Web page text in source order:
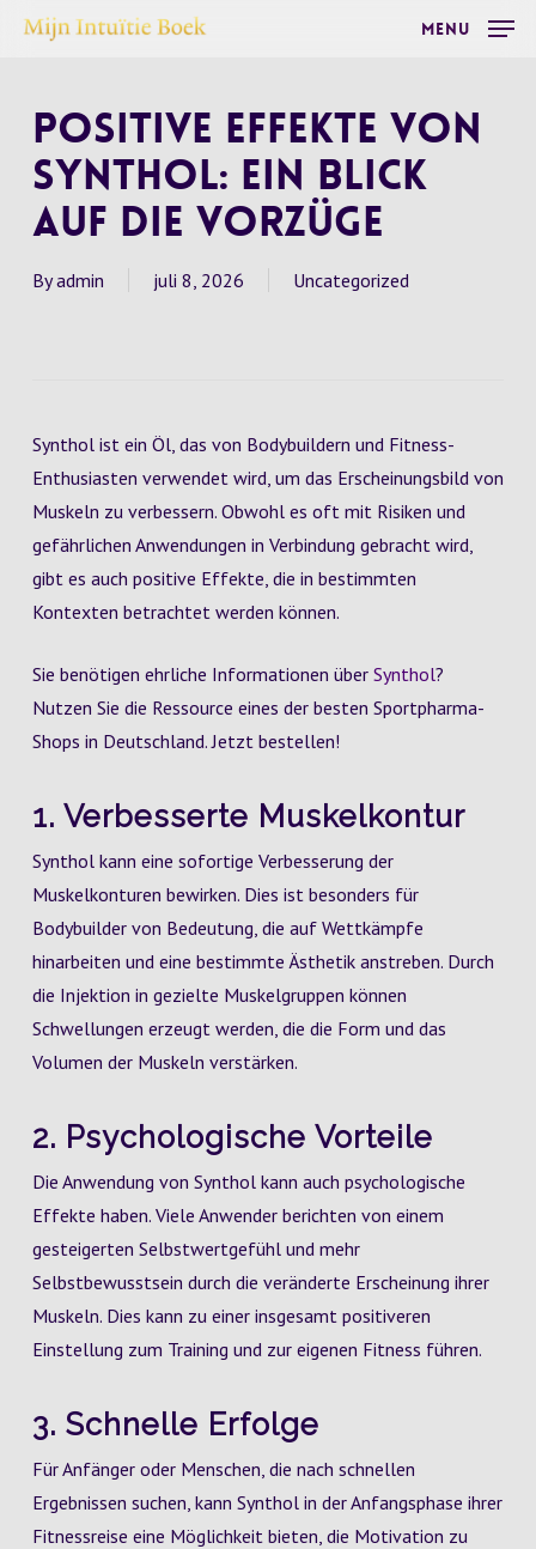
Skip
content
Menu
Positive Effekte von
Synthol: Ein Blick
auf die Vorzüge
By admin juli 8, 2026 Uncategorized
Synthol ist ein Öl, das von Bodybuildern und Fitness-
Enthusiasten verwendet wird, um das Erscheinungsbild von
Muskeln zu verbessern. Obwohl es oft mit Risiken und
gefährlichen Anwendungen in Verbindung gebracht wird,
gibt es auch positive Effekte, die in bestimmten
Kontexten betrachtet werden können.
Sie benötigen ehrliche Informationen über Synthol?
Nutzen Sie die Ressource eines der besten Sportpharma-
Shops in Deutschland. Jetzt bestellen!
1. Verbesserte Muskelkontur
Synthol kann eine sofortige Verbesserung der
Muskelkonturen bewirken. Dies ist besonders für
Bodybuilder von Bedeutung, die auf Wettkämpfe
hinarbeiten und eine bestimmte Ästhetik anstreben. Durch
die Injektion in gezielte Muskelgruppen können
Schwellungen erzeugt werden, die die Form und das
Volumen der Muskeln verstärken.
2. Psychologische Vorteile
Die Anwendung von Synthol kann auch psychologische
Effekte haben. Viele Anwender berichten von einem
gesteigerten Selbstwertgefühl und mehr
Selbstbewusstsein durch die veränderte Erscheinung ihrer
Muskeln. Dies kann zu einer insgesamt positiveren
Einstellung zum Training und zur eigenen Fitness führen.
3. Schnelle Erfolge
Für Anfänger oder Menschen, die nach schnellen
Ergebnissen suchen, kann Synthol in der Anfangsphase ihrer
Fitnessreise eine Möglichkeit bieten, die Motivation zu